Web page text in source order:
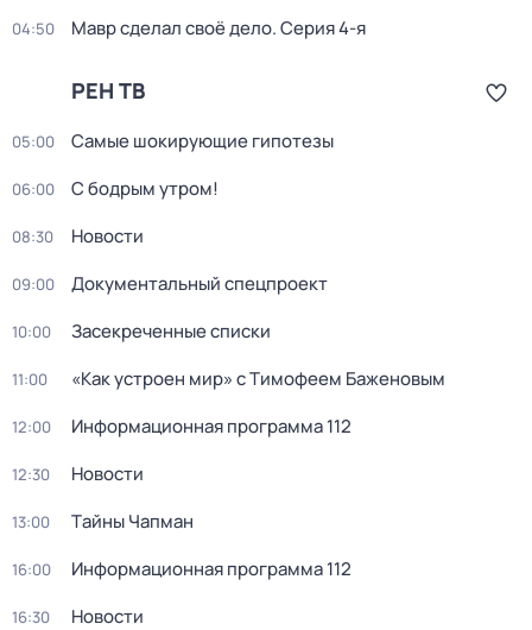
04:50 Мавр сделал своё дело. Серия 4-я
РЕН ТВ
05:00 Самые шoкиpующие гипотезы
06:00 С бодрым утром!
08:30 Новости
09:00 Документальный спецпроект
10:00 Зacекрeченные cписки
11:00 «Как устроен мир» с Тимофеем Баженовым
12:00 Информационная программа 112
12:30 Новости
13:00 Тaйны Чапман
16:00 Информационная программа 112
16:30 Новости